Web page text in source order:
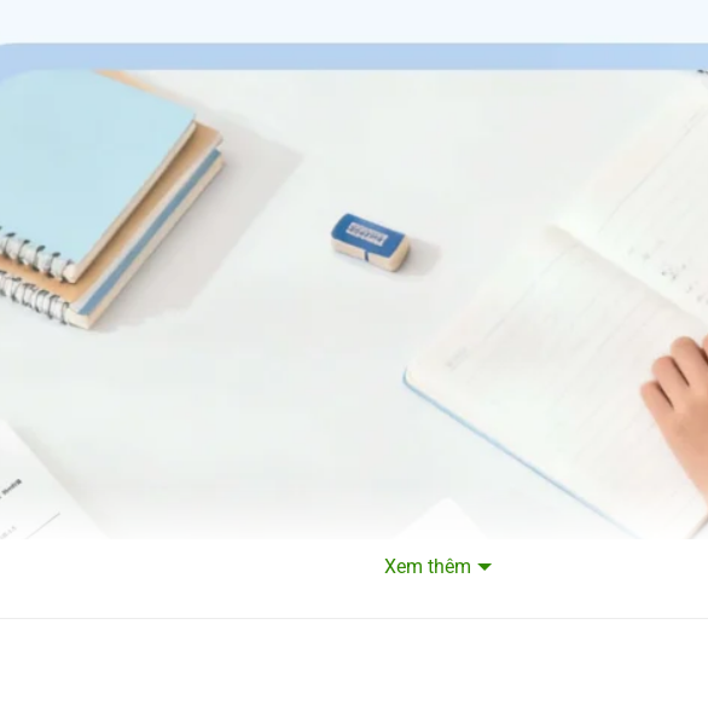
Xem thêm